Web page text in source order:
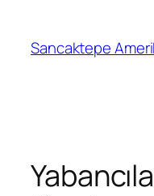
Sancaktepe